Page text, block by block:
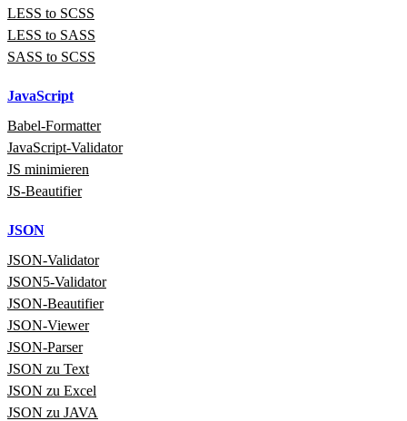
LESS to SCSS
LESS to SASS
SASS to SCSS
JavaScript
Babel‑Formatter
JavaScript‑Validator
JS minimieren
JS-Beautifier
JSON
JSON‑Validator
JSON5‑Validator
JSON-Beautifier
JSON‑Viewer
JSON‑Parser
JSON zu Text
JSON zu Excel
JSON zu JAVA